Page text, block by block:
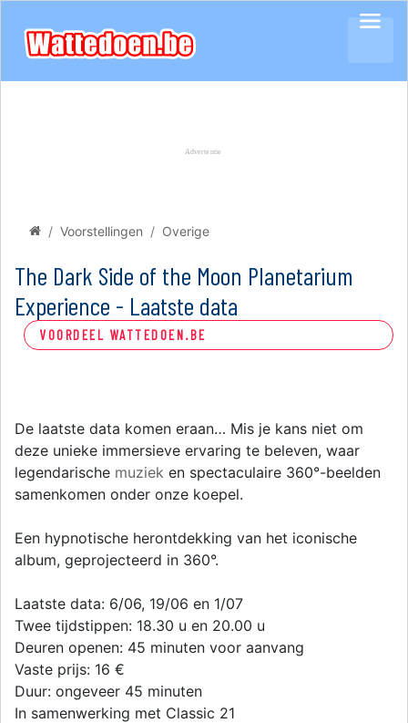
Voorstellingen Overige
The Dark Side of the Moon Planetarium
Experience - Laatste data
VOORDEEL WATTEDOEN.BE
De laatste data komen eraan… Mis je kans niet om
deze unieke immersieve ervaring te beleven, waar
legendarische muziek en spectaculaire 360°-beelden
samenkomen onder onze koepel.
Een hypnotische herontdekking van het iconische
album, geprojecteerd in 360°.
Laatste data: 6/06, 19/06 en 1/07
Twee tijdstippen: 18.30 u en 20.00 u
Deuren openen: 45 minuten voor aanvang
Vaste prijs: 16 €
Duur: ongeveer 45 minuten
In samenwerking met Classic 21